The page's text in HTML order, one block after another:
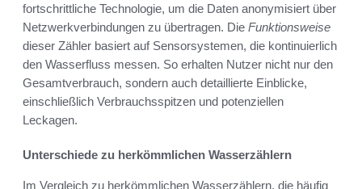
fortschrittliche Technologie, um die Daten anonymisiert über
Netzwerkverbindungen zu übertragen. Die Funktionsweise
dieser Zähler basiert auf Sensorsystemen, die kontinuierlich
den Wasserfluss messen. So erhalten Nutzer nicht nur den
Gesamtverbrauch, sondern auch detaillierte Einblicke,
einschließlich Verbrauchsspitzen und potenziellen
Leckagen.
Unterschiede zu herkömmlichen Wasserzählern
Im Vergleich zu herkömmlichen Wasserzählern, die häufig